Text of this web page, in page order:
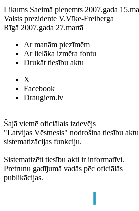
Likums Saeimā pieņemts 2007.gada
Valsts prezidente V.Vīķe-Freiberga
Rīgā 2007.gada 27.martā
Ar manām piezīmēm
Ar lielāka izmēra fontu
Drukāt tiesību aktu
X
Facebook
Draugiem.lv
Šajā vietnē oficiālais izdevējs
"Latvijas Vēstnesis" nodrošina tiesību aktu
sistematizācijas funkciju.
Sistematizēti tiesību akti ir informatīvi.
Pretrunu gadījumā vadās pēc oficiālās
publikācijas.